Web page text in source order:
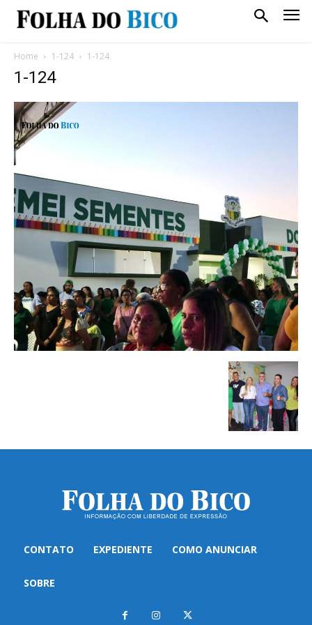
Home 1-124 1-124
1-124
CONTATO EXPEDIENTE COMO ANUNCIAR
SOBRE